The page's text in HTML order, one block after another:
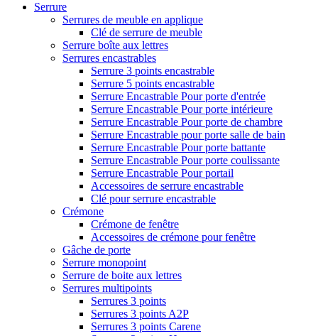
Serrure
Serrures de meuble en applique
Clé de serrure de meuble
Serrure boîte aux lettres
Serrures encastrables
Serrure 3 points encastrable
Serrure 5 points encastrable
Serrure Encastrable Pour porte d'entrée
Serrure Encastrable Pour porte intérieure
Serrure Encastrable Pour porte de chambre
Serrure Encastrable pour porte salle de bain
Serrure Encastrable Pour porte battante
Serrure Encastrable Pour porte coulissante
Serrure Encastrable Pour portail
Accessoires de serrure encastrable
Clé pour serrure encastrable
Crémone
Crémone de fenêtre
Accessoires de crémone pour fenêtre
Gâche de porte
Serrure monopoint
Serrure de boite aux lettres
Serrures multipoints
Serrures 3 points
Serrures 3 points A2P
Serrures 3 points Carene